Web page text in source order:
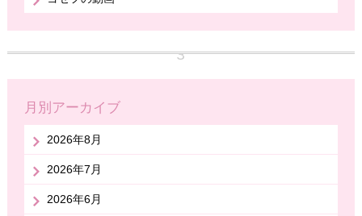
月別アーカイブ
2026年8月
2026年7月
2026年6月